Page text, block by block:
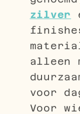
zilver
alleen
voor
Voor